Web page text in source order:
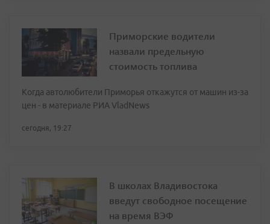
Приморские водители
назвали предельную
стоимость топлива
Когда автолюбители Приморья откажутся от машин из-за
цен - в материале РИА VladNews
сегодня, 19:27
В школах Владивостока
введут свободное посещение
на время ВЭФ